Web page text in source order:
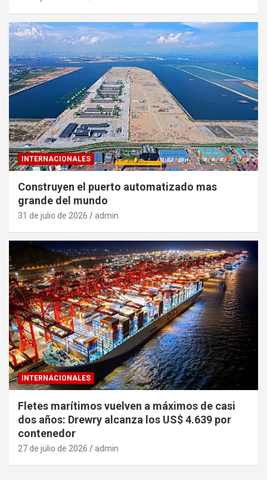
INTERNACIONALES
Construyen el puerto automatizado mas
grande del mundo
31 de julio de 2026 admin
INTERNACIONALES
Fletes marítimos vuelven a máximos de casi
dos años: Drewry alcanza los US$ 4.639 por
contenedor
27 de julio de 2026 admin